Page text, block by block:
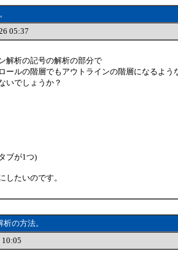
05:37
解析の記号の解析の部分で
ールの階層でもアウトラインの階層になるよう
いでしょうか？
ブが1つ)
したいのです。
の方法。